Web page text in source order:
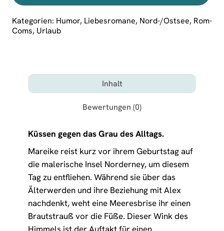
Kategorien: Humor, Liebesromane, Nord-/Ostsee, Rom-
Coms, Urlaub
Inhalt
Bewertungen (0)
Küssen gegen das Grau des Alltags.
Mareike reist kurz vor ihrem Geburtstag auf
die malerische Insel Norderney, um diesem
Tag zu entfliehen. Während sie über das
Älterwerden und ihre Beziehung mit Alex
nachdenkt, weht eine Meeresbrise ihr einen
Brautstrauß vor die Füße. Dieser Wink des
Himmels ist der Auftakt für einen